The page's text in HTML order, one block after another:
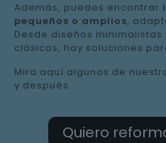
Además, puedes encontrar
pequeños o amplios,
Desde diseños
clásicos, hay soluciones
Mira aquí algunos de
y después.
Quiero